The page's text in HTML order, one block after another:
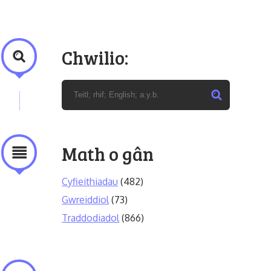
Chwilio:
Math o gân
Cyfieithiadau (482)
Gwreiddiol (73)
Traddodiadol (866)